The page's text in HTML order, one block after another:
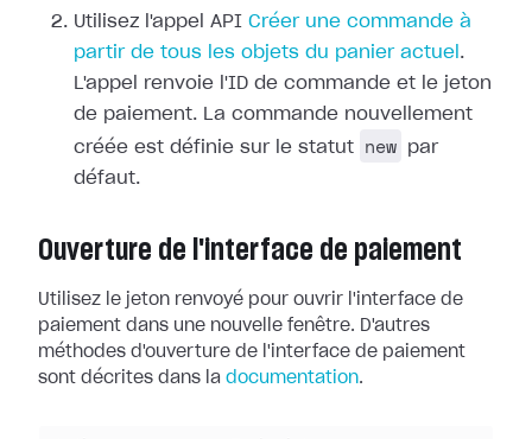
Utilisez l'appel API Créer une commande à
partir de tous les objets du panier actuel .
L'appel renvoie l'ID de commande et le jeton
de paiement. La commande nouvellement
créée est définie sur le statut
new
par
défaut.
Ouverture de l'interface de paiement
Utilisez le jeton renvoyé pour ouvrir l'interface de
paiement dans une nouvelle fenêtre. D'autres
méthodes d'ouverture de l'interface de paiement
sont décrites dans la documentation.